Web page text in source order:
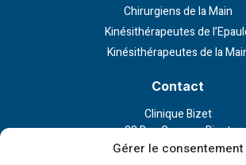
Gérer le consentement
Chirurgiens de la Main
Kinésithérapeutes de
Kinésithérapeutes de la
Contact
Clinique Bizet
23 Rue Georges Bizet
75116 Paris